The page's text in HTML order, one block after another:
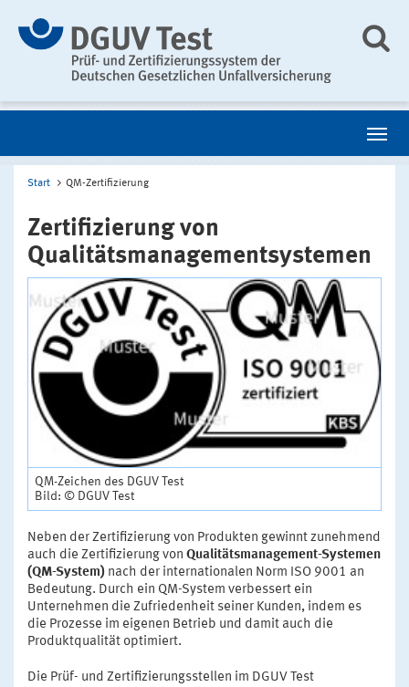
Start QM-Zertifizierung
Zertifizierung von
Qualitätsmanagementsystemen
QM-Zeichen des DGUV Test
Bild: © DGUV Test
Neben der Zertifizierung von Produkten gewinnt zunehmend
auch die Zertifizierung von Qualitätsmanagement-Systemen
(QM-System) nach der internationalen Norm ISO 9001 an
Bedeutung. Durch ein QM-System verbessert ein
Unternehmen die Zufriedenheit seiner Kunden, indem es
die Prozesse im eigenen Betrieb und damit auch die
Produktqualität optimiert.
Die Prüf- und Zertifizierungsstellen im DGUV Test